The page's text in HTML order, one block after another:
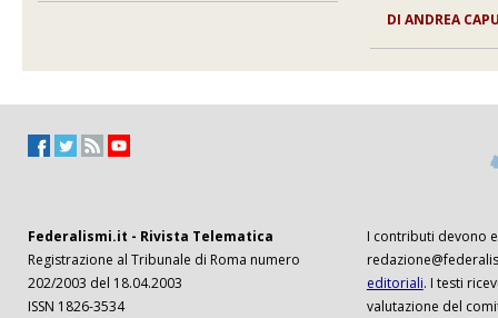
DIANDREA
Federalismi.it - Rivista Telematica
Registrazione al Tribunale di Roma numero
202/2003 del 18.04.2003
ISSN 1826-3534
I contributi devono
editoriali. I testi
valutazione del